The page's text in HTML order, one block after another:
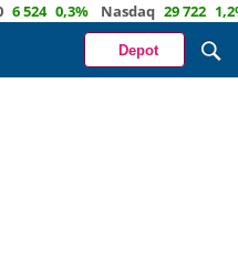
0,3% Nasdaq 29 722 1,2%
Depot